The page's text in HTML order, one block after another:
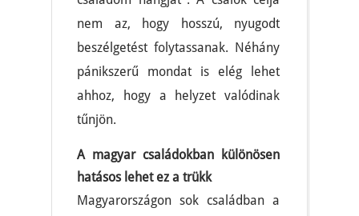
nem az, hogy hosszú, nyugodt
beszélgetést folytassanak. Néhány
pánikszerű mondat is elég lehet
ahhoz, hogy a helyzet valódinak
tűnjön.
A magyar családokban különösen
hatásos lehet ez a trükk
Magyarországon sok családban a